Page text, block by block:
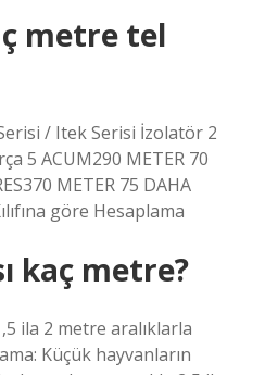
metre tel
/ Itek Serisi İzolatör 2
5 ACUM290 METER 70
METER 75 DAHA
göre Hesaplama
kaç metre?
ila 2 metre aralıklarla
Küçük hayvanların